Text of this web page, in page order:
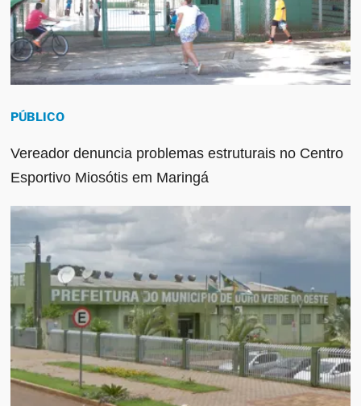
PÚBLICO
Vereador denuncia problemas estruturais no Centro
Esportivo Miosótis em Maringá